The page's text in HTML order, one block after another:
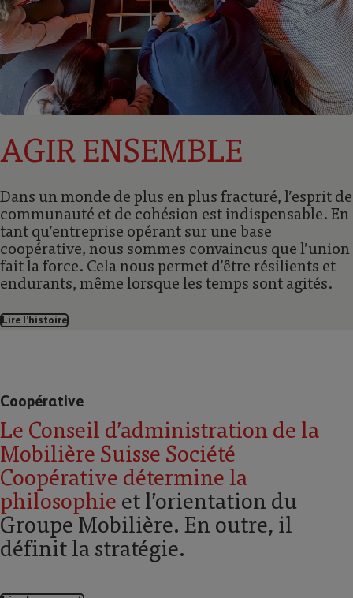
AGIR ENSEMBLE
Dans un monde de plus en plus fracturé, lʼesprit de
communauté et de cohésion est indispensable. En
tant quʼentreprise opérant sur une base
coopérative, nous sommes convaincus que lʼunion
fait la force. Cela nous permet dʼêtre résilients et
endurants, même lorsque les temps sont agités.
Lire lʼhistoire
Coopérative
Le Conseil dʼadministration de la
Mobilière Suisse Société
Coopérative détermine la
philosophie et lʼorientation du
Groupe Mobilière. En outre, il
définit la stratégie.